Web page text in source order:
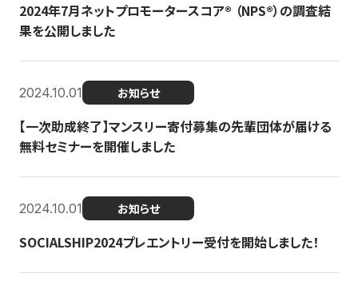
2024年7月ネットプロモータースコア®︎ （NPS®︎）の調査結
果を公開しました
2024.10.01 お知らせ
【一次助成終了】マンスリー寄付募集の先輩団体が届ける
無料セミナーを開催しました
2024.10.01 お知らせ
SOCIALSHIP2024プレエントリー受付を開始しました！